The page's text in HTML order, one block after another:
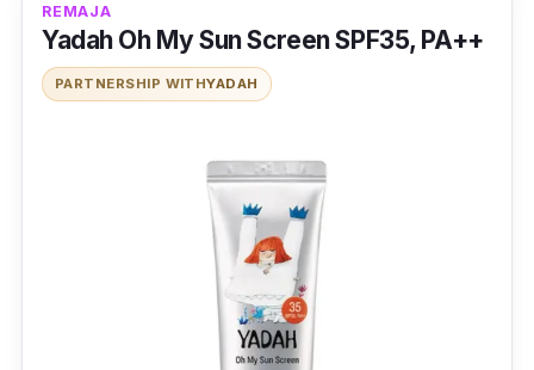
REMAJA
Yadah Oh My Sun Screen SPF35, PA++
PARTNERSHIP WITHYADAH